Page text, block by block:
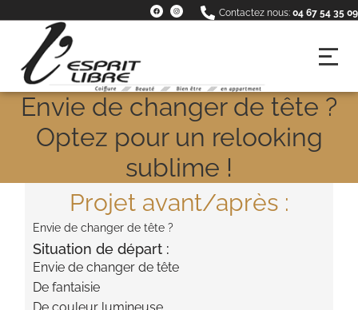
Contactez nous: 04 67 54 35 09
Envie de changer de tête ?
Optez pour un relooking
sublime !
Projet avant/après :
Envie de changer de tête ?
Situation de départ :
Envie de changer de tête
De fantaisie